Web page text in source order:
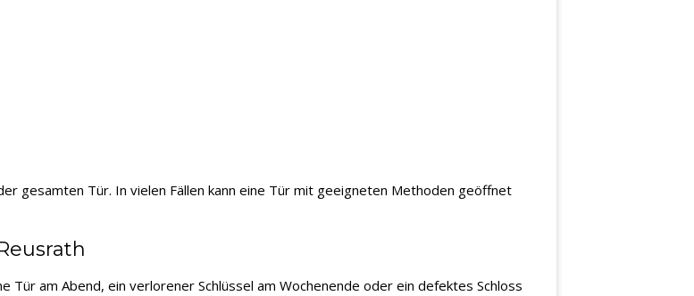
gesamten Tür. In vielen Fällen kann eine Tür mit geeigneten Methoden geöffnet
am Abend, ein verlorener Schlüssel am Wochenende oder ein defektes Schloss